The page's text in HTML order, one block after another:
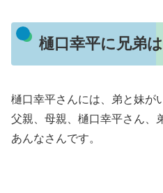
樋口幸平に兄弟
樋口幸平さんには、弟と妹が
父親、母親、樋口幸平さん、
あんなさんです。